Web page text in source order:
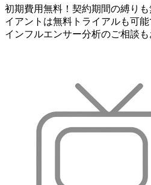
初期費用無料！契約期間の縛り
イアントは無料トライアルも可
インフルエンサー分析のご相談も